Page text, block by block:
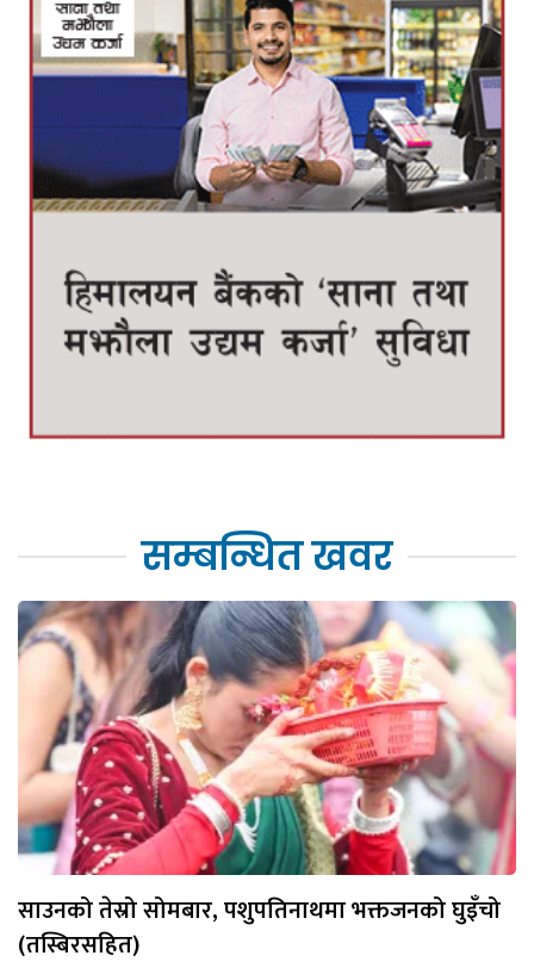
सम्बन्धित खवर
साउनको तेस्रो सोमबार, पशुपतिनाथमा भक्तजनको घुइँचो
(तस्बिरसहित)